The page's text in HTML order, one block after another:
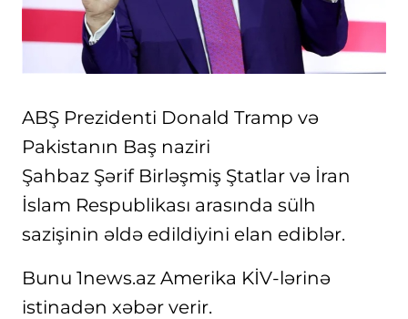
ABŞ Prezidenti Donald Tramp və
Pakistanın Baş naziri
Şahbaz Şərif Birləşmiş Ştatlar və İran
İslam Respublikası arasında sülh
sazişinin əldə edildiyini elan ediblər.
Bunu 1news.az Amerika KİV-lərinə
istinadən xəbər verir.